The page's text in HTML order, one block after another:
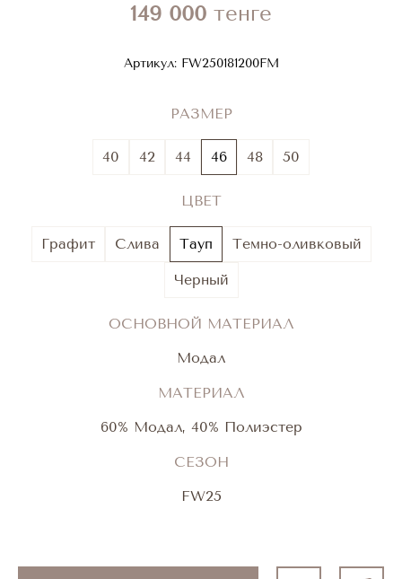
149 000 тенге
Артикул:FW250181200FM
РАЗМЕР
40 42 44 46 48 50
ЦВЕТ
Графит Слива Тауп Темно-оливковый
Черный
ОСНОВНОЙ МАТЕРИАЛ
Модал
МАТЕРИАЛ
60% Модал, 40% Полиэстер
СЕЗОН
FW25